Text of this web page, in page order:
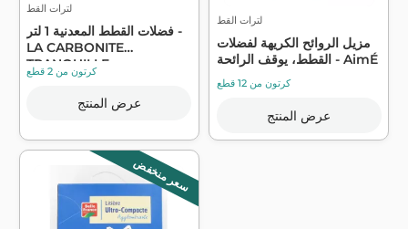
لترات القط
فضلات القطط المعدنية 1 لتر -
LA CARBONITE
TRANQUILLE
كرتون من 2 قطع
عرض المنتج
لترات القط
مزيل الروائح الكريهة لفضلات
القطط، يوقف الرائحة - AimÉ
كرتون من 12 قطع
عرض المنتج
سعر منخفض